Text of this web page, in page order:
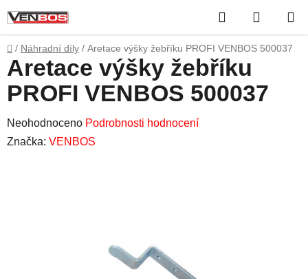
na
obsah
Hledat
KOŠÍK
Domů
/ Náhradní díly / Aretace výšky žebříku PROFI VENBOS 500037
Aretace výšky žebříku
PROFI VENBOS 500037
Průměrné
hodnocení
Neohodnoceno Podrobnosti hodnocení
Značka: VENBOS